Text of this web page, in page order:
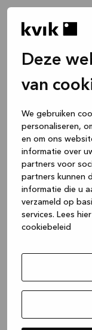
Deze
van
We gebruiken
personaliseren,
en om ons
informatie over
partners voor
partners kunnen
informatie die u
verzameld op
services. Lees
cookiebeleid